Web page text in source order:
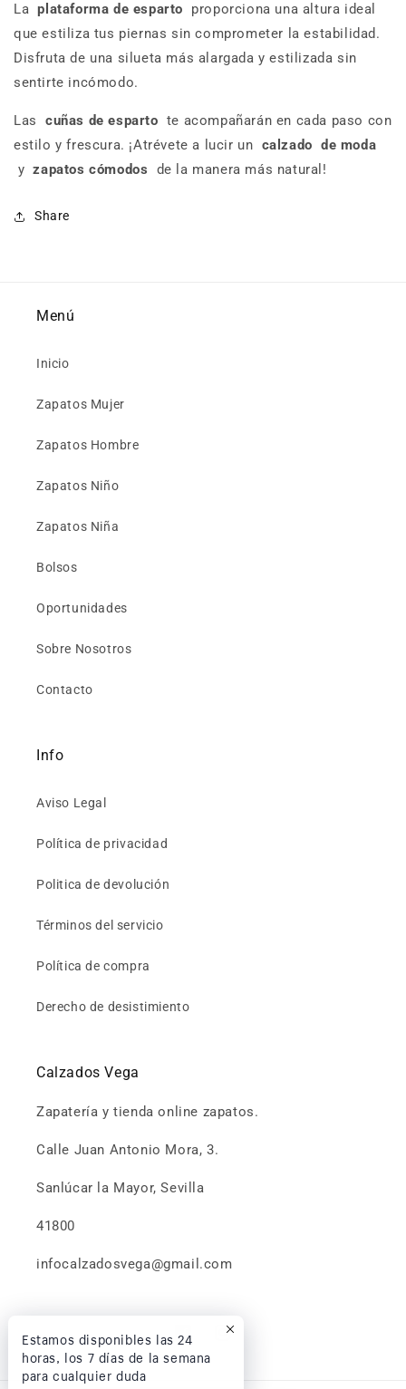
Laplataforma de esparto proporciona una altura ideal
que estiliza tus piernas sin comprometer la estabilidad.
Disfruta de una silueta más alargada y estilizada sin
sentirte incómodo.
Las cuñas de esparto te acompañarán en cada paso con
estilo y frescura. ¡Atrévete a lucir un calzado de moda
yzapatos cómodos de la manera más natural!
Share
Menú
Inicio
Zapatos Mujer
Zapatos Hombre
Zapatos Niño
Zapatos Niña
Bolsos
Oportunidades
Sobre Nosotros
Contacto
Info
Aviso Legal
Política de privacidad
Politica de devolución
Términos del servicio
Política de compra
Derecho de desistimiento
Calzados Vega
Zapatería y tienda online zapatos.
Calle Juan Antonio Mora, 3.
Sanlúcar la Mayor, Sevilla
41800
infocalzadosvega@gmail.com
Facebook
Estamos disponibles las 24
horas, los 7 días de la semana
para cualquier duda